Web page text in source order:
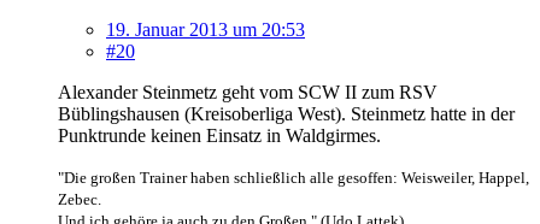
19. Januar 2013 um 20:53
#20
Alexander Steinmetz geht vom SCW II zum RSV
Büblingshausen (Kreisoberliga West). Steinmetz hatte in der
Punktrunde keinen Einsatz in Waldgirmes.
"Die großen Trainer haben schließlich alle gesoffen: Weisweiler, Happel,
Zebec.